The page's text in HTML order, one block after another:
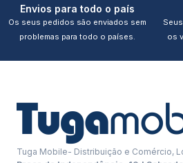
Envios para todo o país
Os seus pedidos são enviados sem
problemas para todo o países.
os
Tuga Mobile- Distribuição e Comércio,